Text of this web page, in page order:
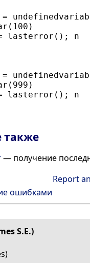
lasterror(); n
lasterror(); n
также
— получение
Report
ошибками
S.E.)